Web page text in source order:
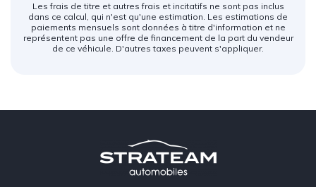
Les frais de titre et autres frais et incitatifs ne sont pas inclus
dans ce calcul, qui n'est qu'une estimation. Les estimations de
paiements mensuels sont données à titre d'information et ne
représentent pas une offre de financement de la part du vendeur
de ce véhicule. D'autres taxes peuvent s'appliquer.